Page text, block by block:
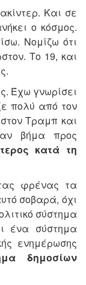
Και σε
ο κόσμος.
Νομίζω ότι
Το 19, και
Έχω γνωρίσει
πολύ από τον
Τραμπ και
βήμα προς
κατά τη
φρένας τα
σοβαρά, όχι
σύστημα
ένα σύστημα
ενημέρωσης
δημοσίων